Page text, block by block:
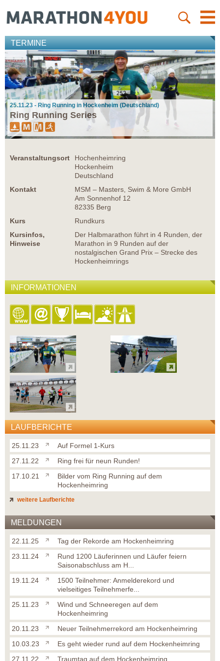
TERMINE
25.11.23 - Ring Running in Hockenheim (Deutschland)
Ring Running Series
Veranstaltungsort
Hochenheimring
Hockenheim
Deutschland
Kontakt
MSM – Masters, Swim & More GmbH
Am Sonnenhof 12
82335 Berg
Kurs
Rundkurs
Kursinfos,
Hinweise
Der Halbmarathon führt in 4 Runden, der
Marathon in 9 Runden auf der
nostalgischen Grand Prix – Strecke des
Hockenheimrings
INFORMATIONEN
LAUFBERICHTE
25.11.23
Auf Formel 1-Kurs
27.11.22
Ring frei für neun Runden!
17.10.21
Bilder vom Ring Running auf dem
Hockenheimring
weitere Laufberichte
MELDUNGEN
22.11.25
Tag der Rekorde am Hockenheimring
23.11.24
Rund 1200 Läuferinnen und Läufer feiern
Saisonabschluss am H...
19.11.24
1500 Teilnehmer: Anmelderekord und
vielseitiges Teilnehmerfe...
25.11.23
Wind und Schneeregen auf dem
Hockenheimring
20.11.23
Neuer Teilnehmerrekord am Hockenheimring
10.03.23
Es geht wieder rund auf dem Hockenheimring
27.11.22
Traumtag auf dem Hockenheimring